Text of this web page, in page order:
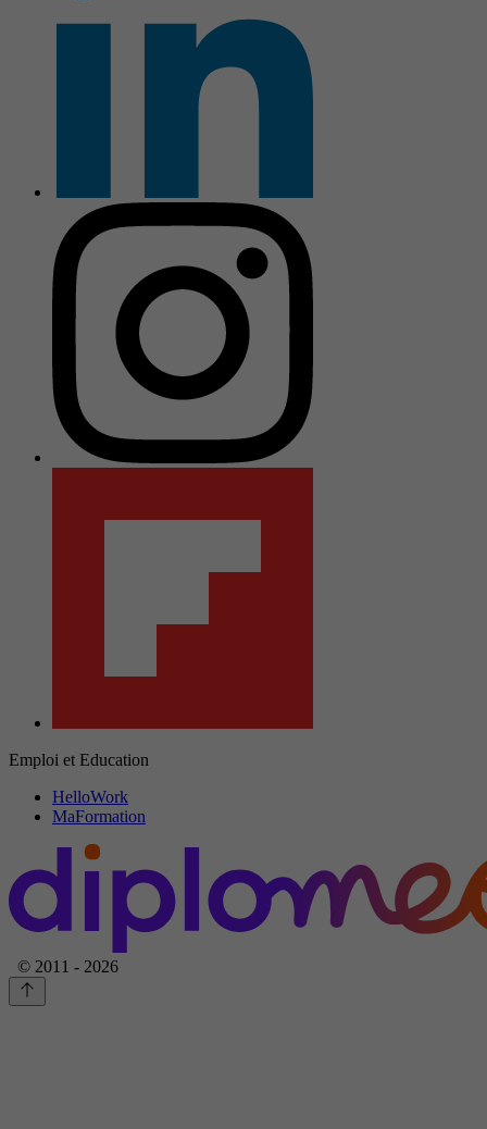
Emploi et Education
HelloWork
MaFormation
© 2011 - 2026